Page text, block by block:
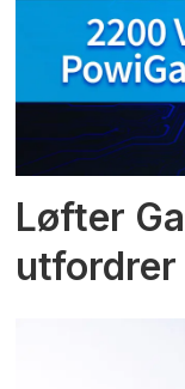
Løfter
utfordrer